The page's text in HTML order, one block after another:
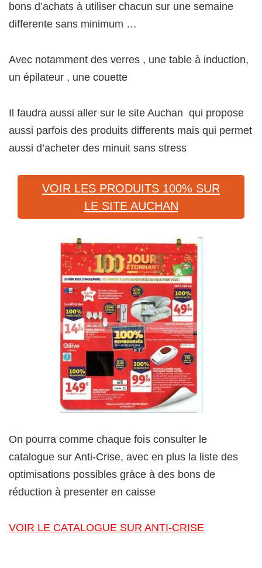
bons d’achats à utiliser chacun sur une semaine
differente sans minimum …
Avec notamment des verres , une table à induction,
un épilateur , une couette
Il faudra aussi aller sur le site Auchan qui propose
aussi parfois des produits differents mais qui permet
aussi d’acheter des minuit sans stress
VOIR LES PRODUITS 100% SUR
LE SITE AUCHAN
On pourra comme chaque fois consulter le
catalogue sur Anti-Crise, avec en plus la liste des
optimisations possibles gràce à des bons de
réduction à presenter en caisse
VOIR LE CATALOGUE SUR ANTI-CRISE